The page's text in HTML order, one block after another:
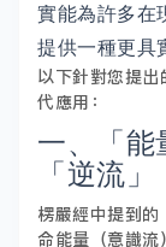
實能為許多在
提供一種更具
以下針對您提
代應用：
一、「能
「逆流」
楞嚴經中提到
命能量（意識流